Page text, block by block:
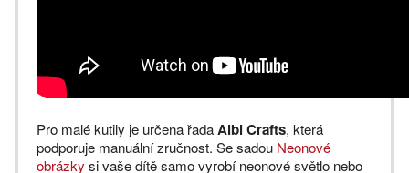
Pro malé kutily je určena řadaAlbi Crafts, která
podporuje manuální zručnost. Se sadou Neonové
obrázky si vaše dítě samo vyrobí neonové světlo nebo